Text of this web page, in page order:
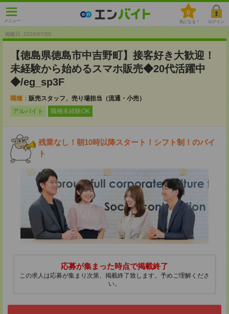
メニュー
0
気になる！ ログイン
掲載日 :2026/07/20
【徳島県徳島市中吉野町】接客好き大歓迎！
未経験から始めるスマホ販売◆20代活躍中
◆/eg_sp3F
職種： 販売スタッフ、売り場担当（流通・小売）
アルバイト
職種未経験OK
残業なし！朝10時以降スタート！シフト制！のバイ
ト
応募が集まった時点で掲載終了
この求人は応募が集まり次第、掲載終了致します。予めご理解くださ
い。